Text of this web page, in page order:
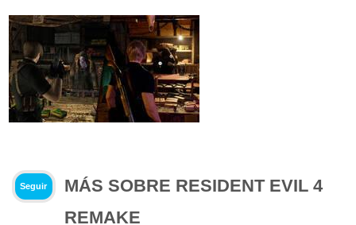
Seguir
MÁS SOBRE RESIDENT EVIL 4
REMAKE